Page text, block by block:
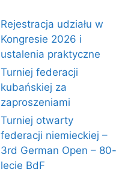
Rejestracja udziału w
Kongresie 2026 i
ustalenia praktyczne
Turniej federacji
kubańskiej za
zaproszeniami
Turniej otwarty
federacji niemieckiej –
3rd German Open – 80-
lecie BdF